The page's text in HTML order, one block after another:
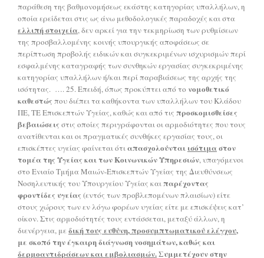
παράθεση της βαθμονομήσεως εκάστης κατηγορίας υπαλλήλων, η
οποία ερείδεται στις ως άνω μεθοδολογικές παραδοχές και στα
ελλιπή στοιχεία, δεν αρκεί για την τεκμηρίωση των ρυθμίσεων
της προσβαλλομένης κοινής υπουργικής αποφάσεως σε
περίπτωση προβολής ειδικών και συγκεκριμένων ισχυρισμών περί
εσφαλμένης καταγραφής των συνθηκών εργασίας συγκεκριμένης
κατηγορίας υπαλλήλων ή/και περί παραβιάσεως της αρχής της
ισότητας. …. 25. Επειδή, όπως προκύπτει από το νομοθετικό
καθεστώς που διέπει τα καθήκοντα των υπαλλήλων του Κλάδου
ΠΕ, ΤΕ Επισκεπτών Υγείας, καθώς και από τις προσκομισθείσες
βεβαιώσεις στις οποίες περιγράφονται οι αρμοδιότητες που τους
ανατίθενται και οι πραγματικές συνθήκες εργασίας τους, οι
επισκέπτες υγείας φαίνεται ότιαπασχολούνται ισότιμαστον
τομέα της Υγείας και των Κοινωνικών Υπηρεσιών, υπαγόμενοι
στο Ενιαίο Τμήμα Μαιών-Επισκεπτών Υγείας της Διευθύνσεως
Νοσηλευτικής του Υπουργείου Υγείας καιπαρέχοντας
φροντίδες υγείας (εντός των προβλεπομένων πλαισίων) είτε
στους χώρους των εν λόγω φορέων υγείας είτε με επισκέψεις κατ’
οίκον. Στις αρμοδιότητές τους εντάσσεται, μεταξύ άλλων, η
διενέργεια, μεδική τους ευθύνη,προσυμπτωματικού ελέγχου,
με σκοπό την έγκαιρη διάγνωση νοσημάτων, καθώς και
δερμοαντιδράσεων και εμβολιασμών.Συμμετέχουν στην